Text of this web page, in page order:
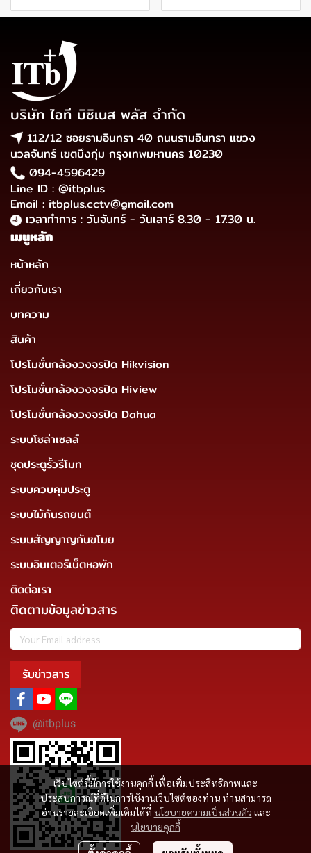
เว็บไซต์นี้มีการใช้งานคุกกี้ เพื่อเพิ่มประสิทธิภาพและ
ประสบการณ์ที่ดีในการใช้งานเว็บไซต์ของท่าน ท่านสามารถ
อ่านรายละเอียดเพิ่มเติมได้ที่ นโยบายความเป็นส่วนตัว และ
นโยบายคุกกี้
บริษัท ไอที บิซิเนส พลัส จำกัด
112/12 ซอยรามอินทรา 40 ถนนรามอินทรา แขวง
นวลจันทร์ เขตบึงกุ่ม กรุงเทพมหานคร 10230
094-4596429
Line ID : @itbplus
Email : itbplus.cctv@gmail.com
เวลาทำการ : วันจันทร์ - วันเสาร์ 8.30 - 17.30 น.
เมนูหลัก
หน้าหลัก
เกี่ยวกับเรา
บทความ
สินค้า
โปรโมชั่นกล้องวงจรปิด Hikvision
โปรโมชั่นกล้องวงจรปิด Hiview
โปรโมชั่นกล้องวงจรปิด Dahua
ระบบโซล่าเซลล์
ชุดประตูรั้วรีโมท
ระบบควบคุมประตู
ระบบไม้กันรถยนต์
ระบบสัญญาญกันขโมย
ระบบอินเตอร์เน็ตหอพัก
ติดต่อเรา
ติดตามข้อมูลข่าวสาร
รับข่าวสาร
@itbplus